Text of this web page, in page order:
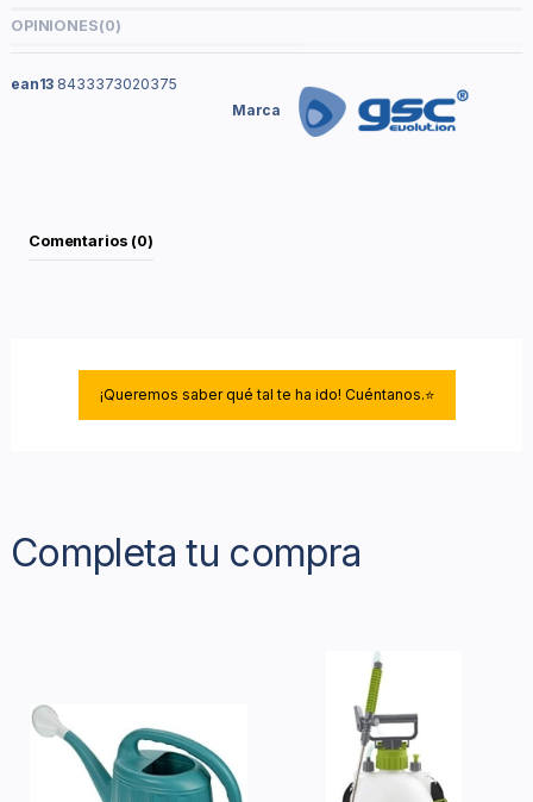
OPINIONES(0)
Marca
ean13 8433373020375
Comentarios (0)
¡Queremos saber qué tal te ha ido! Cuéntanos.⭐
Completa tu compra